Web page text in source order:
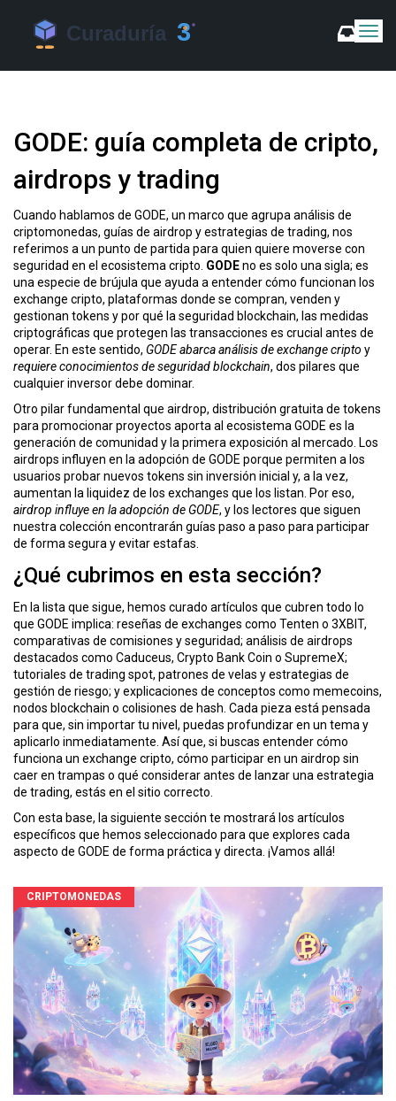
C
m
r
m
a
g
a
ó
GODE: guía completa de cripto,
airdrops y trading
Cuando hablamos de GODE, un marco que agrupa análisis de
criptomonedas, guías de airdrop y estrategias de trading, nos
referimos a un punto de partida para quien quiere moverse con
seguridad en el ecosistema cripto. GODEno es solo una sigla; es
una especie de brújula que ayuda a entender cómo funcionan los
exchange cripto, plataformas donde se compran, venden y
gestionan tokens y por qué la seguridad blockchain, las medidas
criptográficas que protegen las transacciones es crucial antes de
operar. En este sentido, GODE abarca análisis de exchange cripto y
requiere conocimientos de seguridad blockchain, dos pilares que
cualquier inversor debe dominar.
Otro pilar fundamental que airdrop, distribución gratuita de tokens
para promocionar proyectos aporta al ecosistema GODE es la
generación de comunidad y la primera exposición al mercado. Los
airdrops influyen en la adopción de GODE porque permiten a los
usuarios probar nuevos tokens sin inversión inicial y, a la vez,
aumentan la liquidez de los exchanges que los listan. Por eso,
airdrop influye en la adopción de GODE, y los lectores que siguen
nuestra colección encontrarán guías paso a paso para participar
de forma segura y evitar estafas.
¿Qué cubrimos en esta sección?
En la lista que sigue, hemos curado artículos que cubren todo lo
que GODE implica: reseñas de exchanges como Tenten o 3XBIT,
comparativas de comisiones y seguridad; análisis de airdrops
destacados como Caduceus, Crypto Bank Coin o SupremeX;
tutoriales de trading spot, patrones de velas y estrategias de
gestión de riesgo; y explicaciones de conceptos como memecoins,
nodos blockchain o colisiones de hash. Cada pieza está pensada
para que, sin importar tu nivel, puedas profundizar en un tema y
aplicarlo inmediatamente. Así que, si buscas entender cómo
funciona un exchange cripto, cómo participar en un airdrop sin
caer en trampas o qué considerar antes de lanzar una estrategia
de trading, estás en el sitio correcto.
Con esta base, la siguiente sección te mostrará los artículos
específicos que hemos seleccionado para que explores cada
aspecto de GODE de forma práctica y directa. ¡Vamos allá!
CRIPTOMONEDAS